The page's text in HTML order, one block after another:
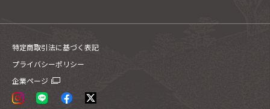
特定商取引法に基づく表記
プライバシーポリシー
企業ページ